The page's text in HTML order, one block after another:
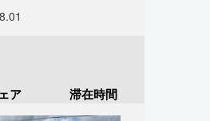
ア 滞在時間